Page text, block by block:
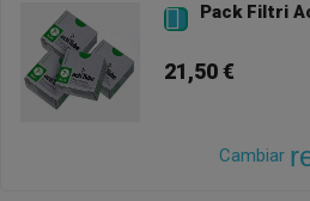
 Pack Filtri
21,50 €
Cambiar